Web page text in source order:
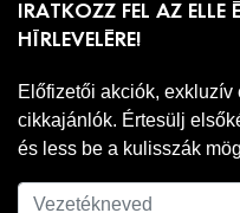
IRATKOZZ FEL AZ ELLE
HÍRLEVELÉRE!
Előfizetői akciók,
cikkajánlók. Értesülj
és less be a kulisszák